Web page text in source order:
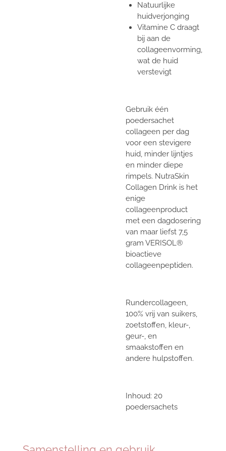
Natuurlijke
huidverjonging
Vitamine C draagt
bij aan de
collageenvorming,
wat de huid
verstevigt
Gebruik één
poedersachet
collageen per dag
voor een stevigere
huid, minder lijntjes
en minder diepe
rimpels. NutraSkin
Collagen Drink is het
enige
collageenproduct
met een dagdosering
van maar liefst 7,5
gram VERISOL®
bioactieve
collageenpeptiden.
Rundercollageen,
100% vrij van suikers,
zoetstoffen, kleur-,
geur-, en
smaakstoffen en
andere hulpstoffen.
Inhoud: 20
poedersachets